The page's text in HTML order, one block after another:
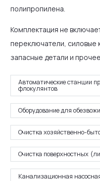
полипропилена.
Комплектация не
переключатели, силовые
запасные детали и
Автоматические станции
флокулянтов
Оборудование для
Очистка хозяйственно-
Очистка поверхностных
Канализационная